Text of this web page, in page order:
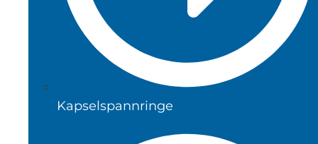
Kapselspannringe